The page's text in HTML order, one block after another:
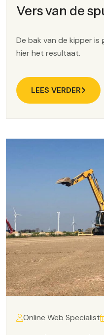
Vers van de
De bak van de kipper
hier het resultaat.
LEES VERDER
Online Web Specialist